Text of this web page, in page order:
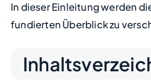
In dieser Einleitung werden
fundierten Überblick zu